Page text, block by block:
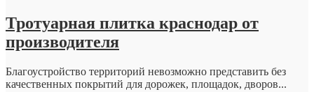
Тротуарная плитка краснодар от
производителя
Благоустройство территорий невозможно представить без
качественных покрытий для дорожек, площадок, дворов...